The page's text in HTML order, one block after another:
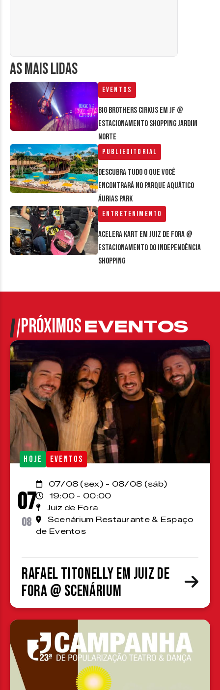
AS MAIS LIDAS
Eventos
Big Brothers Cirkus em JF @
estacionamento Shopping Jardim
Norte
Publieditorial
Descubra tudo o que você
encontrará no parque aquático
Áurias Park
Entretenimento
Acelera Kart em Juiz de Fora @
estacionamento do Independência
Shopping
PRÓXIMOSEVENTOS
HOJE EVENTOS
07
08
07/08 (sex) - 08/08 (sáb)
19:00 - 00:00
Juiz de Fora
Scenárium Restaurante & Espaço
de Eventos
Rafael Titonelly em Juiz de
Fora @ Scenárium